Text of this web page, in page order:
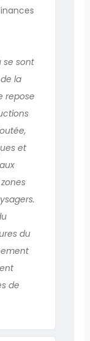
se sont
la
repose
et
du
de